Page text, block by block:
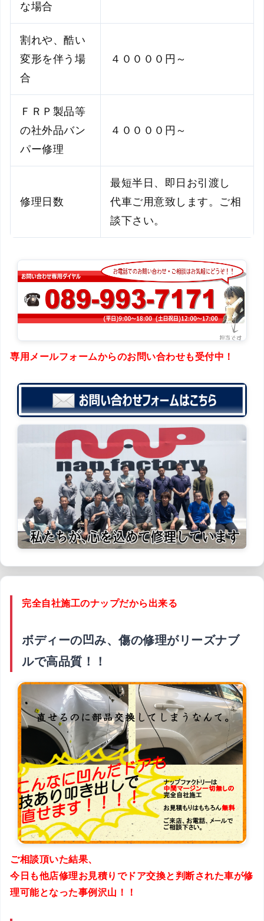
な場合
割れや、酷い
変形を伴う場
合
４００００円～
ＦＲＰ製品等
の社外品バン
パー修理
４００００円～
修理日数
最短半日、即日お引渡し
代車ご用意致します。ご相
談下さい。
専用メールフォームからのお問い合わせも受付中！
完全自社施工のナップだから出来る
ボディーの凹み、傷の修理がリーズナブ
ルで高品質！！
ご相談頂いた結果、
今日も他店修理お見積りでドア交換と判断された車が修
理可能となった事例沢山！！